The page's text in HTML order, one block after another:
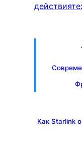
действия
Как Starlink